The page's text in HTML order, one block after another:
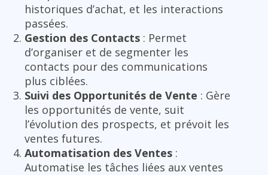
historiques d’achat, et les interactions
passées.
Gestion des Contacts : Permet
d’organiser et de segmenter les
contacts pour des communications
plus ciblées.
Suivi des Opportunités de Vente : Gère
les opportunités de vente, suit
l’évolution des prospects, et prévoit les
ventes futures.
Automatisation des Ventes :
Automatise les tâches liées aux ventes